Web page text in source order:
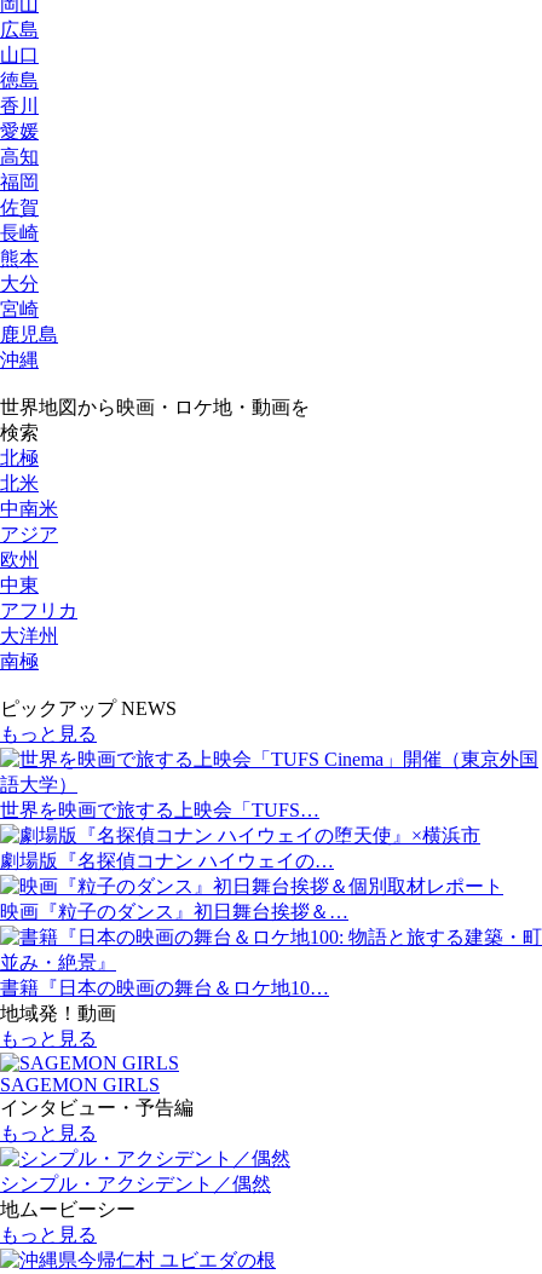
岡山
広島
山口
徳島
香川
愛媛
高知
福岡
佐賀
長崎
熊本
大分
宮崎
鹿児島
沖縄
世界地図から映画・ロケ地・動画を
検索
北極
北米
中南米
アジア
欧州
中東
アフリカ
大洋州
南極
ピックアップ NEWS
もっと見る
世界を映画で旅する上映会「TUFS…
劇場版『名探偵コナン ハイウェイの…
映画『粒子のダンス』初日舞台挨拶＆…
書籍『日本の映画の舞台＆ロケ地10…
地域発！動画
もっと見る
SAGEMON GIRLS
インタビュー・予告編
もっと見る
シンプル・アクシデント／偶然
地ムービーシー
もっと見る